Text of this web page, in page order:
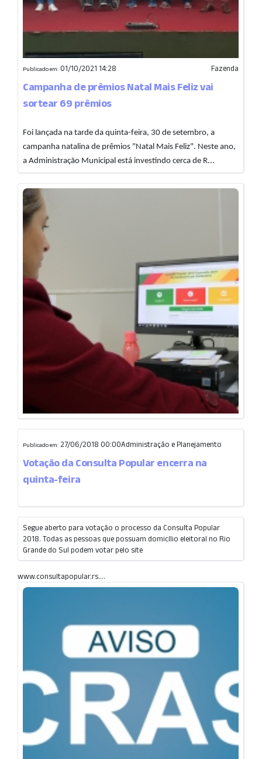
Publicado em: 01/10/2021 14:28 Fazenda
Campanha de prêmios Natal Mais Feliz vai
sortear 69 prêmios
Foi lançada na tarde da quinta-feira, 30 de setembro, a
campanha natalina de prêmios "Natal Mais Feliz". Neste ano,
a Administração Municipal está investindo cerca de R...
Publicado em: 27/06/2018 00:00Administração e Planejamento
Votação da Consulta Popular encerra na
quinta-feira
Segue aberto para votação o processo da Consulta Popular
2018. Todas as pessoas que possuam domicílio eleitoral no Rio
Grande do Sul podem votar pelo site
www.consultapopular.rs....